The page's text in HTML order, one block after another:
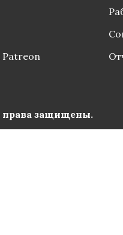
Patreon
права защищены.